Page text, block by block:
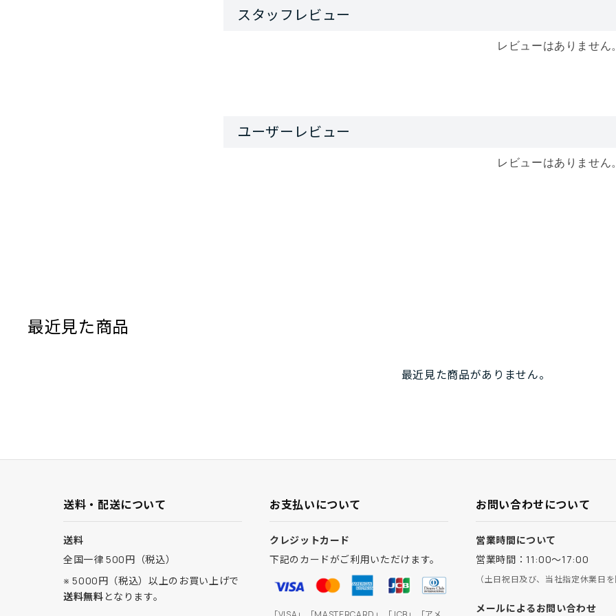
レビューはありません
レビューはありません
最近見た商品
最近見た商品がありません。
送料・配送について
送料
全国一律 500円（税込）
※ 5000円（税込）以上のお買い上げで
送料無料となります。
お支払いについて
クレジットカード
下記のカードがご利用いただけます。
お問い合わせについて
営業時間について
営業時間：11:00～17:00
（土日祝日及び、当社指定休業日
メールによるお問い合わせ